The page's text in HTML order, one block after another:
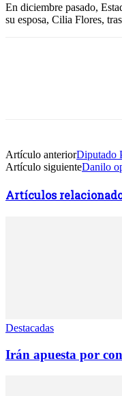
En diciembre pasado,
su esposa, Cilia Flores,
Artículo anteriorDiputado
Artículo siguienteDanilo
Artículos
Destacadas
Irán apuesta por